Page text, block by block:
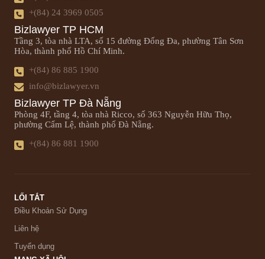
+(84) 24 3969 0505
Bizlawyer TP HCM
Tầng 3, tòa nhà LTA, số 15 đường Đống Đa, phường Tân Sơn
Hòa, thành phố Hồ Chí Minh.
+(84) 86 885 1900
info@bizlawyer.vn
Bizlawyer TP Đà Nẵng
Phòng 4F, tầng 4, tòa nhà Ricco, số 363 Nguyễn Hữu Thọ,
phường Cẩm Lệ, thành phố Đà Nẵng.
+(84) 86 881 1900
LỐI TẮT
Điều Khoản Sử Dụng
Liên hệ
Tuyển dụng